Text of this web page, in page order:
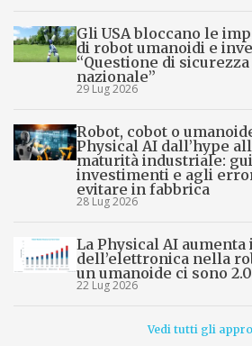
Gli USA bloccano le
di robot umanoidi e
“Questione di sicurezza
nazionale”
29 Lug 2026
Robot, cobot o
Physical AI dall’hype
maturità industriale:
investimenti e agli
evitare in fabbrica
28 Lug 2026
La Physical AI aumenta
dell’elettronica nella
un umanoide ci sono
22 Lug 2026
Vedi tutti gli